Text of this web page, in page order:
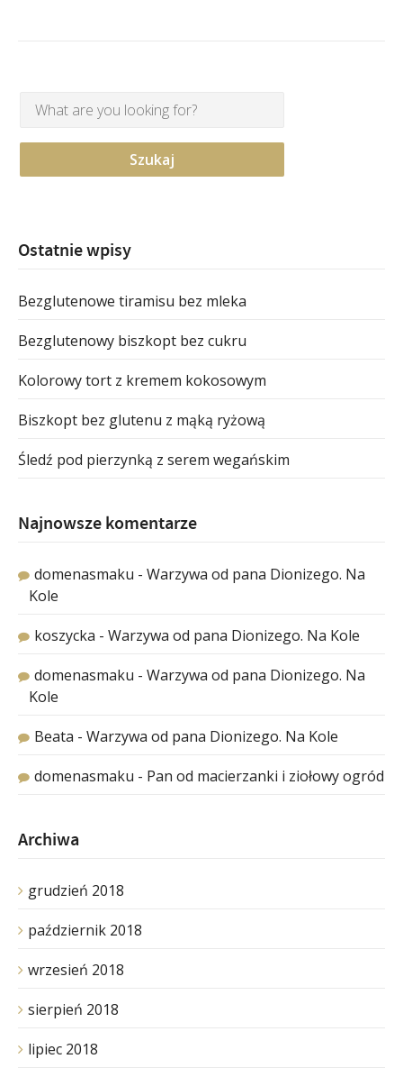
Ostatnie wpisy
Bezglutenowe tiramisu bez mleka
Bezglutenowy biszkopt bez cukru
Kolorowy tort z kremem kokosowym
Biszkopt bez glutenu z mąką ryżową
Śledź pod pierzynką z serem wegańskim
Najnowsze komentarze
domenasmaku - Warzywa od pana Dionizego. Na
Kole
koszycka - Warzywa od pana Dionizego. Na Kole
domenasmaku - Warzywa od pana Dionizego. Na
Kole
Beata - Warzywa od pana Dionizego. Na Kole
domenasmaku - Pan od macierzanki i ziołowy ogród
Archiwa
grudzień 2018
październik 2018
wrzesień 2018
sierpień 2018
lipiec 2018